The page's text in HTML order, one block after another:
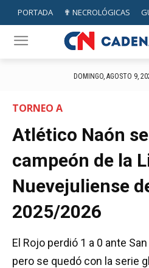
PORTADA ✟ NECROLÓGICAS
DOMINGO, AGOSTO 9,
TORNEO A
Atlético Naón
campeón de la
Nuevejuliense
2025/2026
El Rojo perdió 1 a 0 ante
pero se quedó con la serie